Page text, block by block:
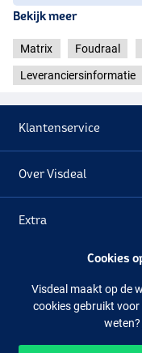
Bekijk meer
Matrix Foudraal
Leveranciersinformatie
Klantenservice
Over Visdeal
Extra
Cookies
Visdeal maakt op de
cookies gebruikt
weten?